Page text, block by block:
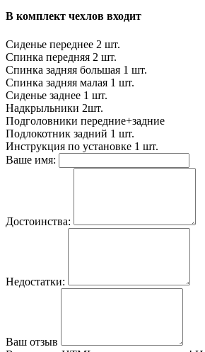
В комплект чехлов входит
Сиденье переднее 2 шт.
Спинка передняя 2 шт.
Спинка задняя большая 1 шт.
Спинка задняя малая 1 шт.
Сиденье заднее 1 шт.
Надкрыльники 2шт.
Подголовники передние+задние
Подлокотник задний 1 шт.
Инструкция по установке 1 шт.
Ваше имя:
Достоинства:
Недостатки:
Ваш отзыв